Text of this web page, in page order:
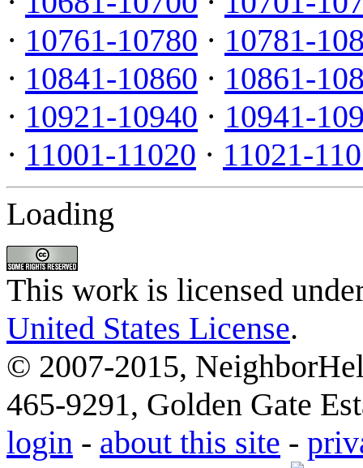
· 10761-10780 · 10781-
· 10841-10860 · 10861-
· 10921-10940 · 10941-
· 11001-11020 · 11021-
Loading
This work is licensed
United States License.
© 2007-2015,
465-9291, Golden Gate
login - about this site -